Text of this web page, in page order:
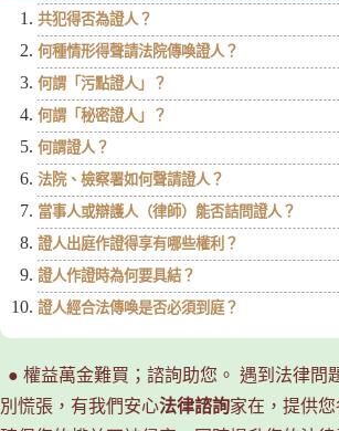
共犯得否為證人？
何種情形得聲請法院傳喚證人？
何謂「污點證人」？
何謂「秘密證人」？
何謂證人？
法院、檢察署如何聲請證人？
當事人或辯護人（律師）能否詰問證人？
證人出庭作證得享有哪些權利？
證人作證時為何要具結？
證人經合法傳喚是否必須到庭？
● 權益萬金難買；諮詢助您。 遇到法律問
別慌張，有我們安心法律諮詢家在，提供您